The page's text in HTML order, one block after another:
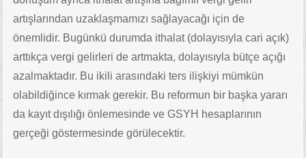
artışlarından uzaklaşmamızı sağlayacağı için de
önemlidir. Bugünkü durumda ithalat (dolayısıyla cari açık)
arttıkça vergi gelirleri de artmakta, dolayısıyla bütçe açığı
azalmaktadır. Bu ikili arasındaki ters ilişkiyi mümkün
olabildiğince kırmak gerekir. Bu reformun bir başka yararı
da kayıt dışılığı önlemesinde ve GSYH hesaplarının
gerçeği göstermesinde görülecektir.